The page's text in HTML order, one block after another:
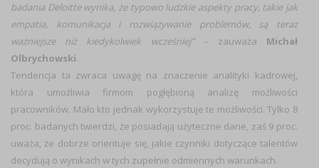
badania Deloitte wynika, że typowo ludzkie aspekty pracy, takie jak
empatia, komunikacja i rozwiązywanie problemów, są teraz
ważniejsze niż kiedykolwiek wcześniej”– zauważa Michał
Olbrychowski.
Tendencja ta zwraca uwagę na znaczenie analityki kadrowej,
która umożliwia firmom pogłębioną analizę możliwości
pracowników. Mało kto jednak wykorzystuje te możliwości. Tylko 8
proc. badanych twierdzi, że posiadają użyteczne dane, zaś 9 proc.
uważa, że dobrze orientuje się, jakie czynniki dotyczące talentów
decydują o wynikach w tych zupełnie odmiennych warunkach.